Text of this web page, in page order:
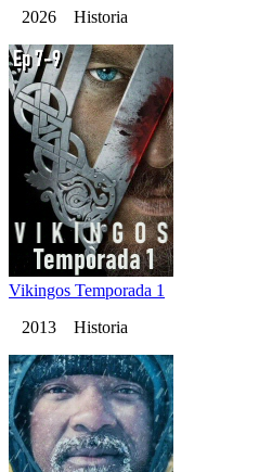
2026 Historia
Vikingos Temporada 1
2013 Historia